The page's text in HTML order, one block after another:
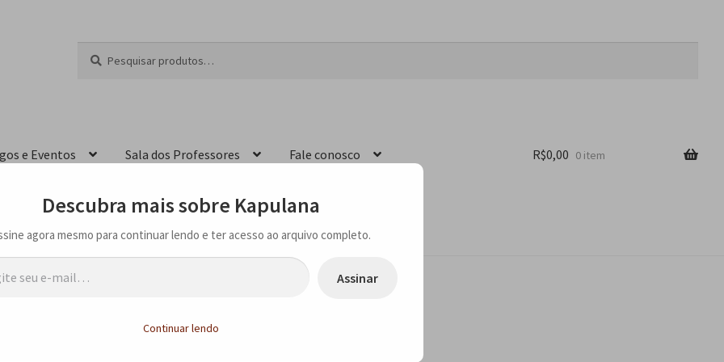
por:
e Eventos Sala dos Professores Fale conosco R$0,00 0 item
E ESTUDOS AFRICANOS
Descubra mais sobre Kapulana
agora mesmo para continuar lendo e ter acesso ao arquivo completo.
Assinar
Continuar lendo